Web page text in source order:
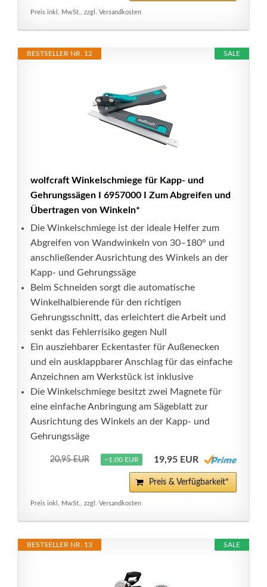
Preis inkl. MwSt., zzgl. Versandkosten
SALE
BESTSELLER NR. 12
wolfcraft Winkelschmiege für Kapp- und
Gehrungssägen I 6957000 I Zum Abgreifen und
Übertragen von Winkeln*
Die Winkelschmiege ist der ideale Helfer zum
Abgreifen von Wandwinkeln von 30–180° und
anschließender Ausrichtung des Winkels an der
Kapp- und Gehrungssäge
Beim Schneiden sorgt die automatische
Winkelhalbierende für den richtigen
Gehrungsschnitt, das erleichtert die Arbeit und
senkt das Fehlerrisiko gegen Null
Ein ausziehbarer Eckentaster für Außenecken
und ein ausklappbarer Anschlag für das einfache
Anzeichnen am Werkstück ist inklusive
Die Winkelschmiege besitzt zwei Magnete für
eine einfache Anbringung am Sägeblatt zur
Ausrichtung des Winkels an der Kapp- und
Gehrungssäge
20,95 EUR −1,00 EUR 19,95 EUR
Preis & Verfügbarkeit*
Preis inkl. MwSt., zzgl. Versandkosten
SALE
BESTSELLER NR. 13